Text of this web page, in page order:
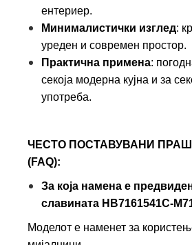
ентериер.
Минималистички изглед:
уреден и современ простор.
Практична примена:
секоја модерна кујна и за
употреба.
ЧЕСТО ПОСТАВУВАНИ
(FAQ):
За која намена е
славината HB7161541C-
Моделот е наменет за